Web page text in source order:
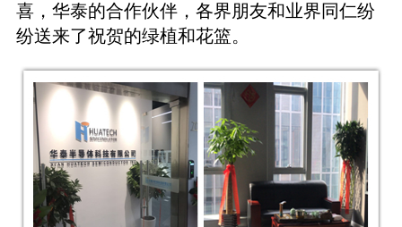
喜，华泰的合作伙伴，各界朋友和业界同仁纷
纷送来了祝贺的绿植和花篮。